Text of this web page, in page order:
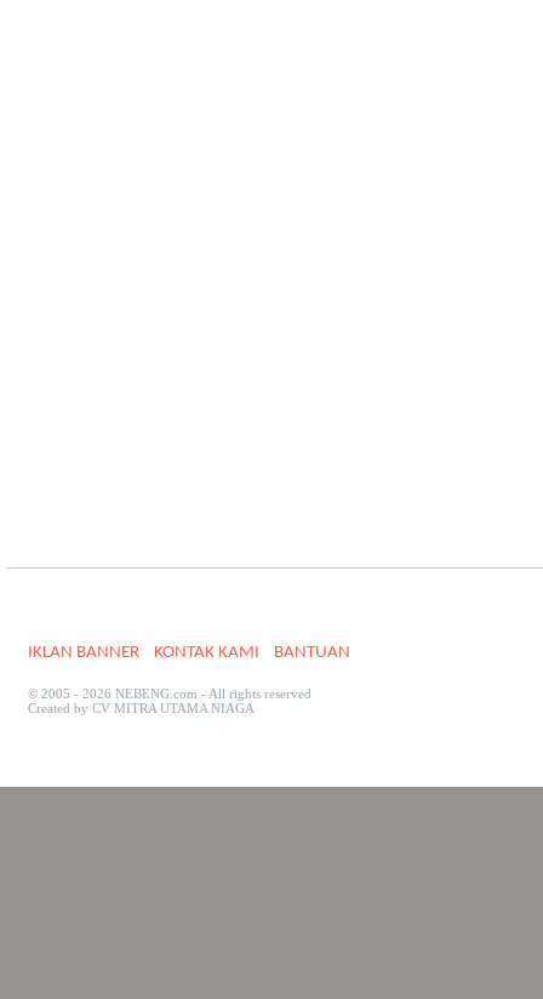
IKLAN BANNER KONTAK KAMI BANTUAN
© 2005 - 2026 NEBENG.com - All rights reserved
Created by CV MITRA UTAMA NIAGA